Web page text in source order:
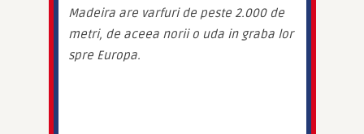
Madeira are varfuri de peste 2.000 de
metri, de aceea norii o uda in graba lor
spre Europa.